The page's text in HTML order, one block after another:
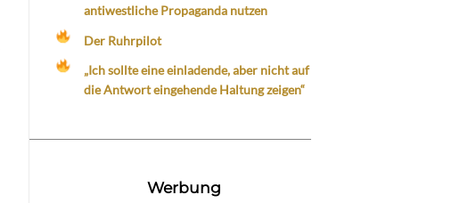
antiwestliche Propaganda nutzen
Der Ruhrpilot
„Ich sollte eine einladende, aber nicht auf
die Antwort eingehende Haltung zeigen“
Werbung